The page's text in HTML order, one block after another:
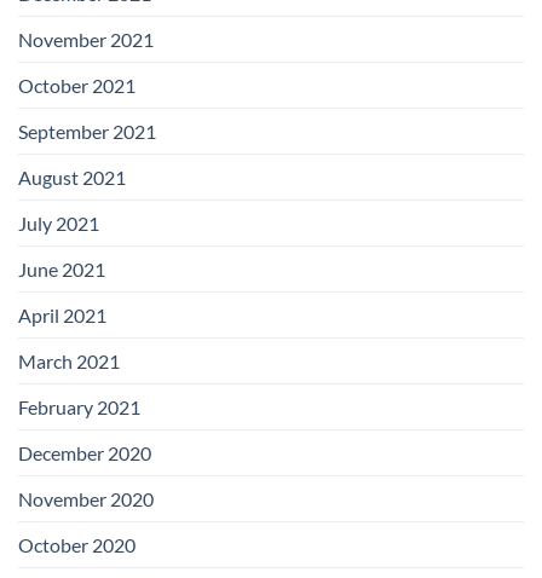
November 2021
October 2021
September 2021
August 2021
July 2021
June 2021
April 2021
March 2021
February 2021
December 2020
November 2020
October 2020